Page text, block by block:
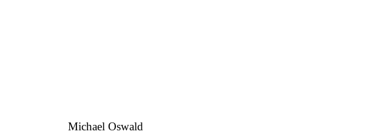
Michael Oswald